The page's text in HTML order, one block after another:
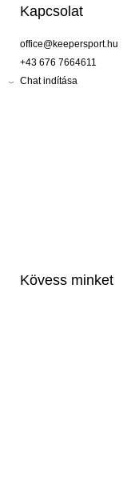
Kapcsolat
office@keepersport.hu
+43 676 7664611
Chat indítása
Kövess minket